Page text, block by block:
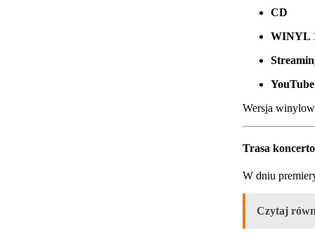
CD
WINYL
YouTube
Wersja
Trasa
W dniu
Czytaj